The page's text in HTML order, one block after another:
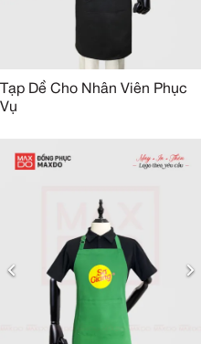
Tạp Dề Cho Nhân Viên Phục
Vụ